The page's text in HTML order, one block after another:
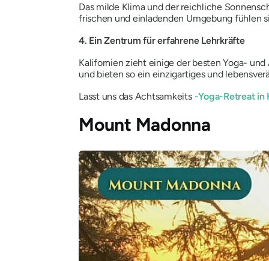
Das milde Klima und der reichliche
frischen und einladenden Umgebung fühlen
4. Ein Zentrum für erfahrene Lehrkräfte
Kalifornien zieht einige der besten Yoga-
und bieten so ein einzigartiges und
Lasst uns das Achtsamkeits -Yoga-Retreat in
Mount Madonna